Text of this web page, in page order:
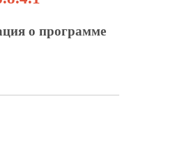
о программе